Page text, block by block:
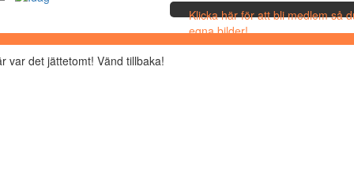
Klicka här för att bli medlem så
egna bilder!
var det jättetomt! Vänd tillbaka!